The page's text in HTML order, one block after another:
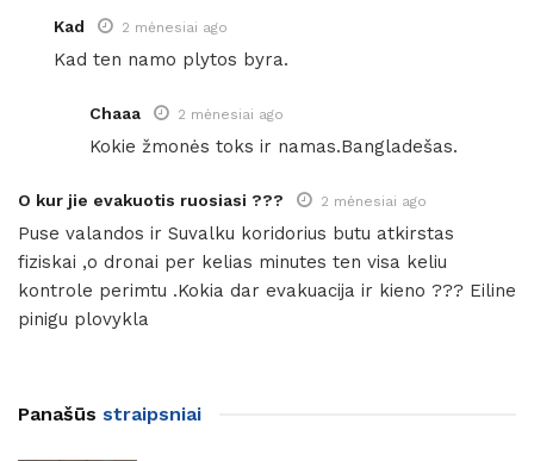
Kad 2 mėnesiai ago
Kad ten namo plytos byra.
Chaaa 2 mėnesiai ago
Kokie žmonės toks ir namas.Bangladešas.
O kur jie evakuotis ruosiasi ??? 2 mėnesiai ago
Puse valandos ir Suvalku koridorius butu atkirstas
fiziskai ,o dronai per kelias minutes ten visa keliu
kontrole perimtu .Kokia dar evakuacija ir kieno ??? Eiline
pinigu plovykla
Panašūs straipsniai